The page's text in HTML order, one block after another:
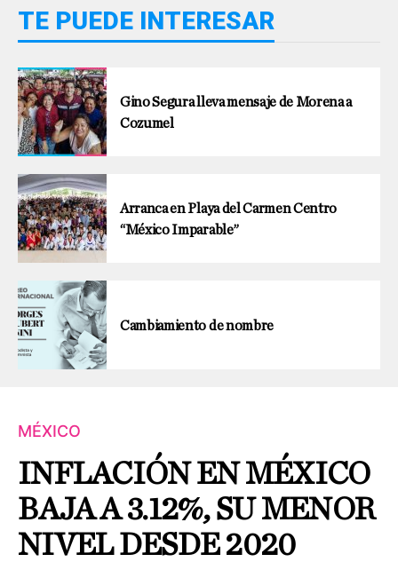
TE PUEDE INTERESAR
Gino Segura lleva mensaje de Morena a
Cozumel
Arranca en Playa del Carmen Centro
“México Imparable”
Cambiamiento de nombre
MÉXICO
INFLACIÓN EN MÉXICO
BAJA A 3.12%, SU MENOR
NIVEL DESDE 2020